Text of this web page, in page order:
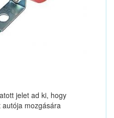
jelet ad ki, hogy
mozgására